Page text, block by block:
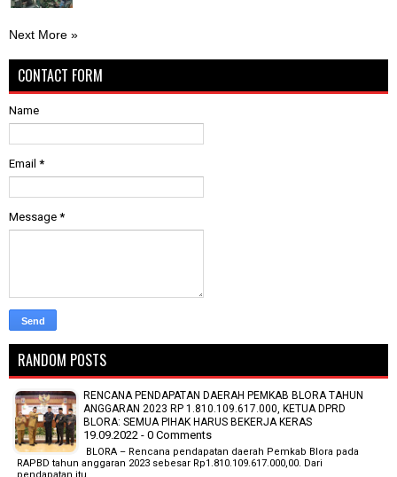
Next More »
CONTACT FORM
Name
Email *
Message *
RANDOM POSTS
RENCANA PENDAPATAN DAERAH PEMKAB BLORA TAHUN
ANGGARAN 2023 RP 1.810.109.617.000, KETUA DPRD
BLORA: SEMUA PIHAK HARUS BEKERJA KERAS
19.09.2022 - 0 Comments
BLORA – Rencana pendapatan daerah Pemkab Blora pada
RAPBD tahun anggaran 2023 sebesar Rp1.810.109.617.000,00. Dari